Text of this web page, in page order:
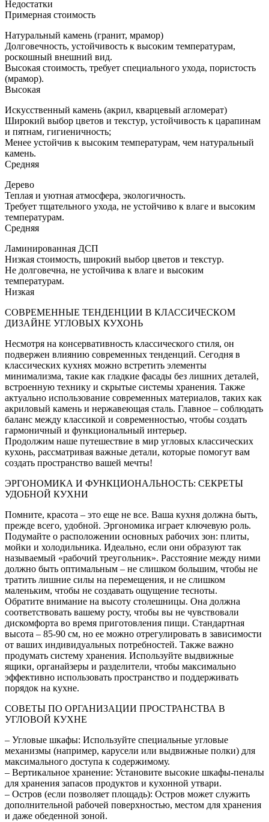
Недостатки
Примерная стоимость
Натуральный камень (гранит, мрамор)
Долговечность, устойчивость к высоким температурам,
роскошный внешний вид.
Высокая стоимость, требует специального ухода, пористость
(мрамор).
Высокая
Искусственный камень (акрил, кварцевый агломерат)
Широкий выбор цветов и текстур, устойчивость к царапинам
и пятнам, гигиеничность;
Менее устойчив к высоким температурам, чем натуральный
камень.
Средняя
Дерево
Теплая и уютная атмосфера, экологичность.
Требует тщательного ухода, не устойчиво к влаге и высоким
температурам.
Средняя
Ламинированная ДСП
Низкая стоимость, широкий выбор цветов и текстур.
Не долговечна, не устойчива к влаге и высоким
температурам.
Низкая
СОВРЕМЕННЫЕ ТЕНДЕНЦИИ В КЛАССИЧЕСКОМ
ДИЗАЙНЕ УГЛОВЫХ КУХОНЬ
Несмотря на консервативность классического стиля, он
подвержен влиянию современных тенденций. Сегодня в
классических кухнях можно встретить элементы
минимализма, такие как гладкие фасады без лишних деталей,
встроенную технику и скрытые системы хранения. Также
актуально использование современных материалов, таких как
акриловый камень и нержавеющая сталь. Главное – соблюдать
баланс между классикой и современностью, чтобы создать
гармоничный и функциональный интерьер.
Продолжим наше путешествие в мир угловых классических
кухонь, рассматривая важные детали, которые помогут вам
создать пространство вашей мечты!
ЭРГОНОМИКА И ФУНКЦИОНАЛЬНОСТЬ: СЕКРЕТЫ
УДОБНОЙ КУХНИ
Помните, красота – это еще не все. Ваша кухня должна быть,
прежде всего, удобной. Эргономика играет ключевую роль.
Подумайте о расположении основных рабочих зон: плиты,
мойки и холодильника. Идеально, если они образуют так
называемый «рабочий треугольник». Расстояние между ними
должно быть оптимальным – не слишком большим, чтобы не
тратить лишние силы на перемещения, и не слишком
маленьким, чтобы не создавать ощущение тесноты.
Обратите внимание на высоту столешницы. Она должна
соответствовать вашему росту, чтобы вы не чувствовали
дискомфорта во время приготовления пищи. Стандартная
высота – 85-90 см, но ее можно отрегулировать в зависимости
от ваших индивидуальных потребностей. Также важно
продумать систему хранения. Используйте выдвижные
ящики, органайзеры и разделители, чтобы максимально
эффективно использовать пространство и поддерживать
порядок на кухне.
СОВЕТЫ ПО ОРГАНИЗАЦИИ ПРОСТРАНСТВА В
УГЛОВОЙ КУХНЕ
– Угловые шкафы: Используйте специальные угловые
механизмы (например, карусели или выдвижные полки) для
максимального доступа к содержимому.
– Вертикальное хранение: Установите высокие шкафы-пеналы
для хранения запасов продуктов и кухонной утвари.
– Остров (если позволяет площадь): Остров может служить
дополнительной рабочей поверхностью, местом для хранения
и даже обеденной зоной.